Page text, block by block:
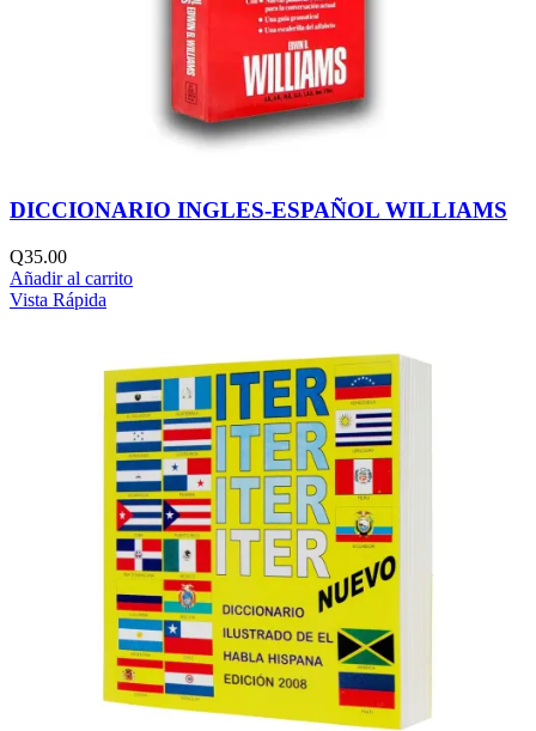
DICCIONARIO INGLES-ESPAÑOL WILLIAMS
Q35.00
Añadir al carrito
Vista Rápida